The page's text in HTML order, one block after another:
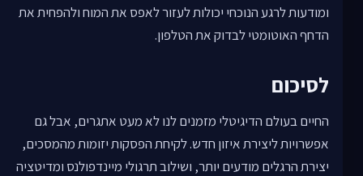
ומודעות לרגע הנוכחי יכולות לעזור לאפס את המוח ולהפחית את
הדחף האוטומטי לבדוק את הטלפון.
לסיכום
החיים בעולם הדיגיטלי מזמנים לנו לא מעט אתגרים, אבל גם
אפשרויות ליצירת איזון חדש. לקיחת הפסקות יזומות מהמסכים,
יצירת הרגלים מודעים יותר, ושילוב תרגולי מיינדפולנס ומדיטציה